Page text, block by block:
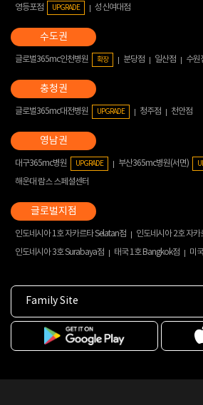
영등포점
UPGRADE 성신여대점
글로벌365mc인천병원 확장 분당점 일산점 수원
글로벌365mc대전병원 UPGRADE 청주점 천안점
대구365mc병원 UPGRADE 부산365mc병원(서면)
해운대 람스 스페셜센터
인도네시아 1호 자카르타 Selatan점
인도네시아 2호 자
인도네시아 3호 Surabaya점
태국 1호 Bangkok점 미
Family Site